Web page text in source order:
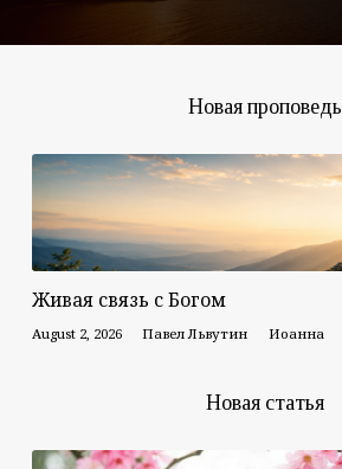
Новая проповедь
Живая связь с Богом
August 2, 2026 Павел Львутин Иоанна
Новая статья